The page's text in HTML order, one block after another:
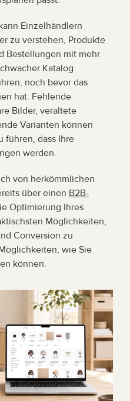
Einzelhändlern
zu verstehen, Produkte
Bestellungen mit mehr
Katalog
noch bevor das
hat. Fehlende
Bilder, veraltete
Varianten können
führen, dass Ihre
werden.
von herkömmlichen
über einen B2B-
Optimierung Ihres
Möglichkeiten,
Conversion zu
wie Sie
können.